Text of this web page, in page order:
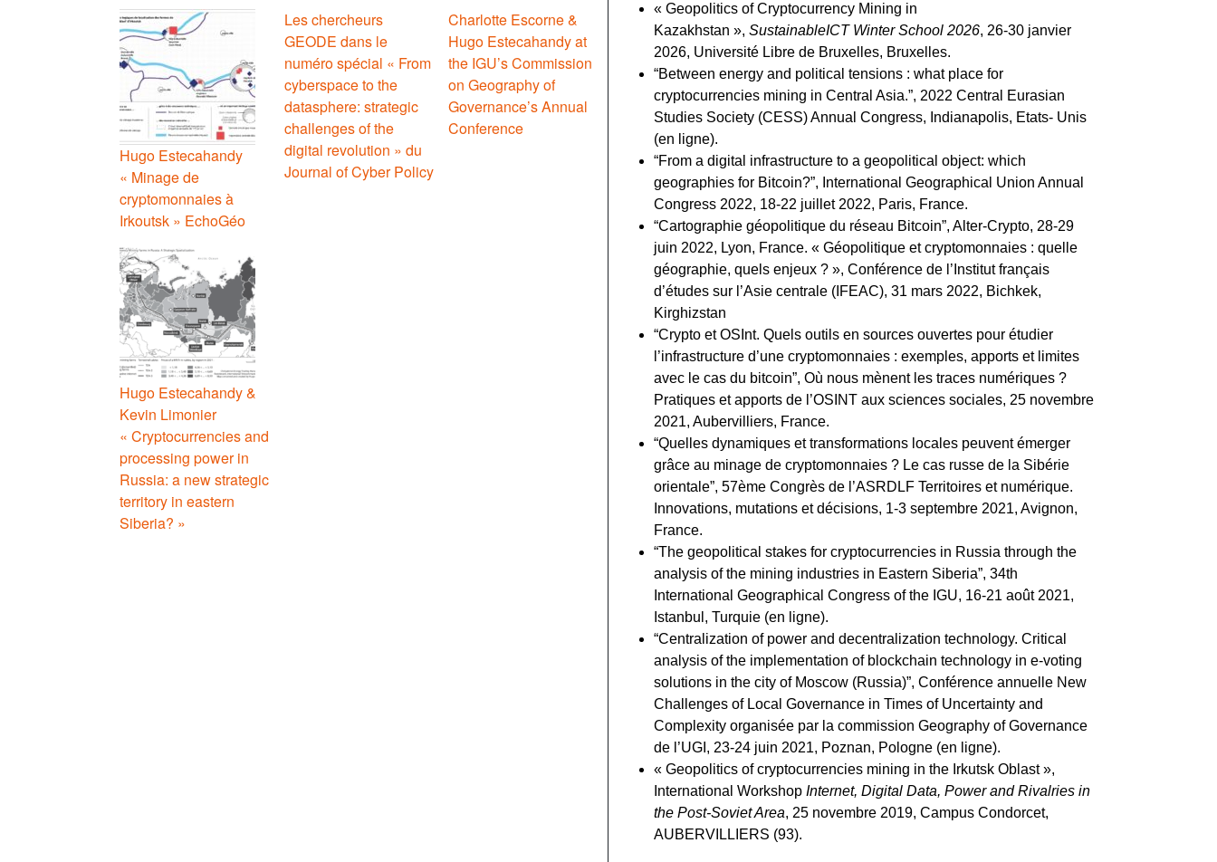
Hugo Estecahandy
« Minage de
cryptomonnaies à
Irkoutsk » EchoGéo
Les chercheurs
GEODE dans le
numéro spécial « From
cyberspace to the
datasphere: strategic
challenges of the
digital revolution » du
Journal of Cyber Policy
Charlotte Escorne &
Hugo Estecahandy at
the IGU’s Commission
on Geography of
Governance’s Annual
Conference
Hugo Estecahandy &
Kevin Limonier
« Cryptocurrencies and
processing power in
Russia: a new strategic
territory in eastern
Siberia? »
« Geopolitics of Cryptocurrency Mining in
Kazakhstan », SustainableICT Winter School 2026, 26-30 janvier
2026, Université Libre de Bruxelles, Bruxelles.
“Between energy and political tensions : what place for
cryptocurrencies mining in Central Asia.”, 2022 Central Eurasian
Studies Society (CESS) Annual Congress, Indianapolis, Etats- Unis
(en ligne).
“From a digital infrastructure to a geopolitical object: which
geographies for Bitcoin?”, International Geographical Union Annual
Congress 2022, 18-22 juillet 2022, Paris, France.
“Cartographie géopolitique du réseau Bitcoin”, Alter-Crypto, 28-29
juin 2022, Lyon, France. « Géopolitique et cryptomonnaies : quelle
géographie, quels enjeux ? », Conférence de l’Institut français
d’études sur l’Asie centrale (IFEAC), 31 mars 2022, Bichkek,
Kirghizstan
“Crypto et OSInt. Quels outils en sources ouvertes pour étudier
l’infrastructure d’une cryptomonnaies : exemples, apports et limites
avec le cas du bitcoin”, Où nous mènent les traces numériques ?
Pratiques et apports de l’OSINT aux sciences sociales, 25 novembre
2021, Aubervilliers, France.
“Quelles dynamiques et transformations locales peuvent émerger
grâce au minage de cryptomonnaies ? Le cas russe de la Sibérie
orientale”, 57ème Congrès de l’ASRDLF Territoires et numérique.
Innovations, mutations et décisions, 1-3 septembre 2021, Avignon,
France.
“The geopolitical stakes for cryptocurrencies in Russia through the
analysis of the mining industries in Eastern Siberia”, 34th
International Geographical Congress of the IGU, 16-21 août 2021,
Istanbul, Turquie (en ligne).
“Centralization of power and decentralization technology. Critical
analysis of the implementation of blockchain technology in e-voting
solutions in the city of Moscow (Russia)”, Conférence annuelle New
Challenges of Local Governance in Times of Uncertainty and
Complexity organisée par la commission Geography of Governance
de l’UGI, 23-24 juin 2021, Poznan, Pologne (en ligne).
« Geopolitics of cryptocurrencies mining in the Irkutsk Oblast »,
International Workshop Internet, Digital Data, Power and Rivalries in
the Post-Soviet Area, 25 novembre 2019, Campus Condorcet,
AUBERVILLIERS (93).